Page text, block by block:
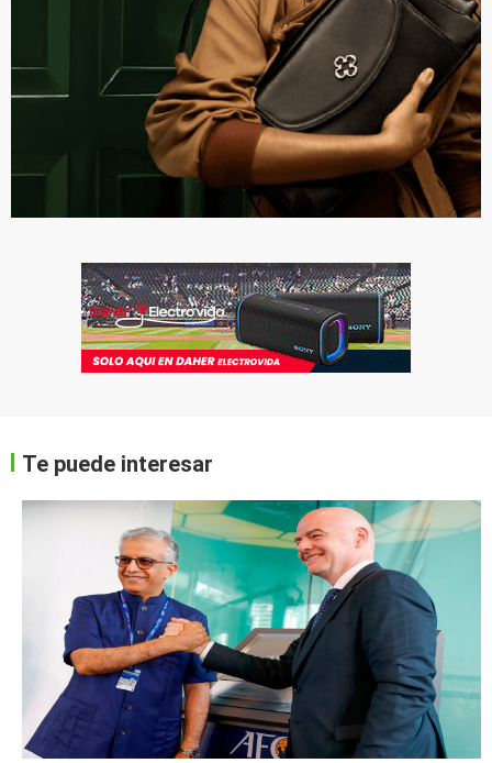
Te puede interesar